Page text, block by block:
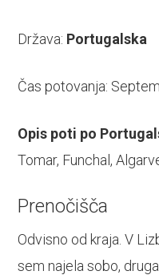
Država: Portugalska
Čas potovanja:
Opis poti po
Tomar, Funchal,
Prenočišča
Odvisno od kraja. V
sem najela sobo,